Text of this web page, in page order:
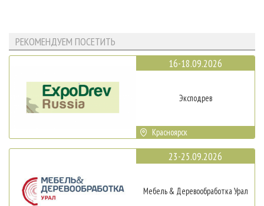
РЕКОМЕНДУЕМ ПОСЕТИТЬ
16-18.09.2026
Эксподрев
Красноярск
23-25.09.2026
Мебель & Деревообработка Урал